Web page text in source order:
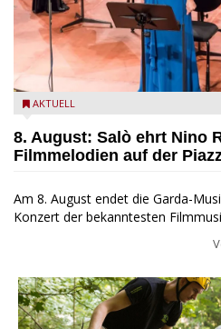
Estate Musicale del Garda: Salò
AKTUELL
8. August: Salò ehrt Nino
Filmmelodien auf der
Am 8. August endet die Garda-
Konzert der bekanntesten